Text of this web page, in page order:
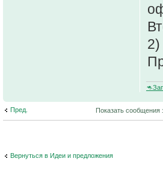
Пред. Показать сообщения
Вернуться в Идеи и предложения